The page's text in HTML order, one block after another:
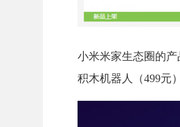
小米米家生态圈的
积木机器人（499元